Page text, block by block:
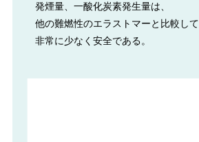
発煙量、一酸化炭素発生量は、
他の難燃性のエラストマーと比較して
非常に少なく安全である。